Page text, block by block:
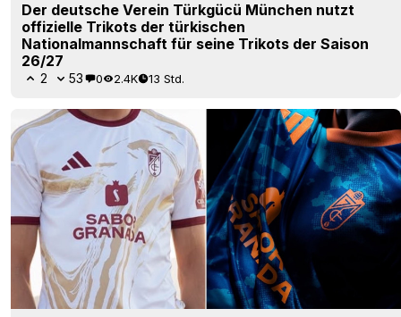
Der deutsche Verein Türkgücü München nutzt
offizielle Trikots der türkischen
Nationalmannschaft für seine Trikots der Saison
26/27
2 53 0 2.4K 13 Std.